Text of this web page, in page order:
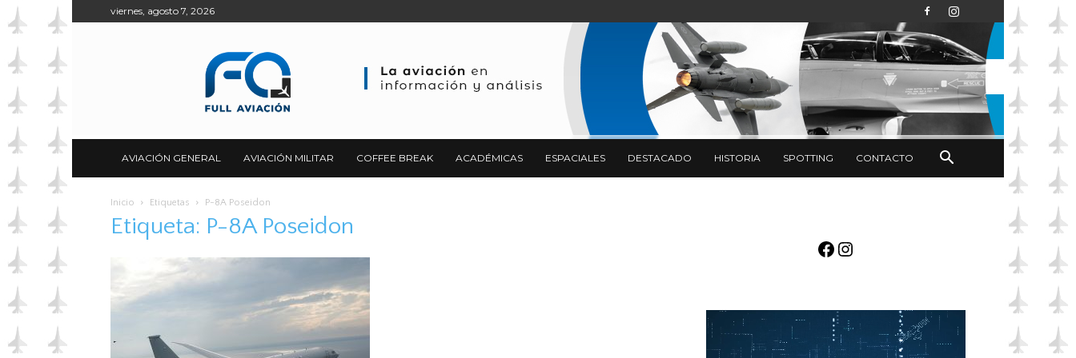
viernes, agosto 7, 2026
AVIACIÓN GENERAL AVIACIÓN MILITAR COFFEE BREAK ACADÉMICAS ESPACIALES DESTACADO HISTORIA SPOTTING CONTACTO
Inicio Etiquetas P-8A Poseidon
Etiqueta: P-8A Poseidon
Facebook
Instagram